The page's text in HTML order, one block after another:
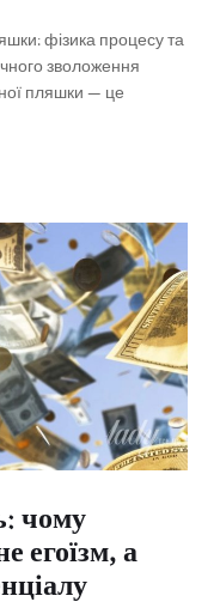
фізика процесу та
зволоження
пляшки — це
чому
егоїзм, а